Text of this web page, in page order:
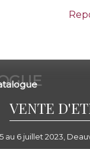
VENTE
au 6 juillet 2023,